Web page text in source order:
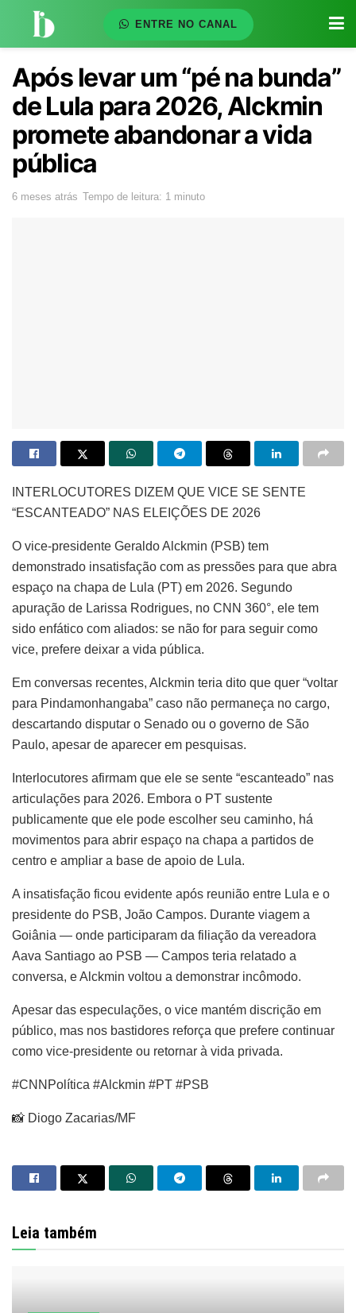
ENTRE NO CANAL
Após levar um “pé na bunda”
de Lula para 2026, Alckmin
promete abandonar a vida
pública
6 meses atrás Tempo de leitura: 1 minuto
INTERLOCUTORES DIZEM QUE VICE SE SENTE
“ESCANTEADO” NAS ELEIÇÕES DE 2026
O vice-presidente Geraldo Alckmin (PSB) tem
demonstrado insatisfação com as pressões para que abra
espaço na chapa de Lula (PT) em 2026. Segundo
apuração de Larissa Rodrigues, no CNN 360°, ele tem
sido enfático com aliados: se não for para seguir como
vice, prefere deixar a vida pública.
Em conversas recentes, Alckmin teria dito que quer “voltar
para Pindamonhangaba” caso não permaneça no cargo,
descartando disputar o Senado ou o governo de São
Paulo, apesar de aparecer em pesquisas.
Interlocutores afirmam que ele se sente “escanteado” nas
articulações para 2026. Embora o PT sustente
publicamente que ele pode escolher seu caminho, há
movimentos para abrir espaço na chapa a partidos de
centro e ampliar a base de apoio de Lula.
A insatisfação ficou evidente após reunião entre Lula e o
presidente do PSB, João Campos. Durante viagem a
Goiânia — onde participaram da filiação da vereadora
Aava Santiago ao PSB — Campos teria relatado a
conversa, e Alckmin voltou a demonstrar incômodo.
Apesar das especulações, o vice mantém discrição em
público, mas nos bastidores reforça que prefere continuar
como vice-presidente ou retornar à vida privada.
#CNNPolítica #Alckmin #PT #PSB
📸 Diogo Zacarias/MF
Leia também